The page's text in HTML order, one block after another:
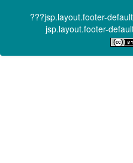
???jsp.layout.footer-
jsp.layout.footer-